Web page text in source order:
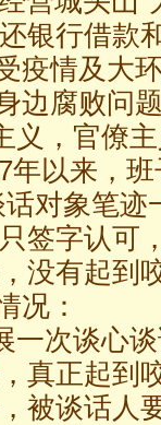
银行借款
疫情及大
边腐败问
义，官僚
以来，
对象笔
签字认可
没有起到
况：
一次谈心
真正起到
被谈话人